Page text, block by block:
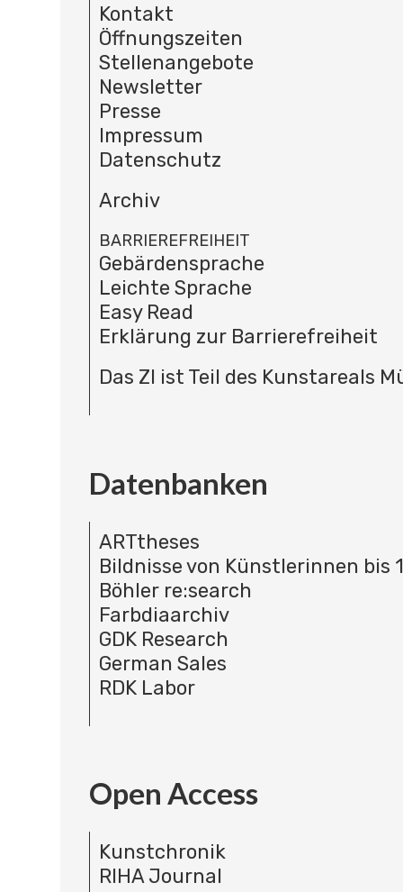
Kontakt
Öffnungszeiten
Stellenangebote
Newsletter
Presse
Impressum
Datenschutz
Archiv
BARRIEREFREIHEIT
Gebärdensprache
Leichte Sprache
Easy Read
Erklärung zur Barrierefreiheit
Das ZI ist Teil des Kunstareals
Datenbanken
ARTtheses
Bildnisse von Künstlerinnen bis
Böhler re:search
Farbdiaarchiv
GDK Research
German Sales
RDK Labor
Open Access
Kunstchronik
RIHA Journal